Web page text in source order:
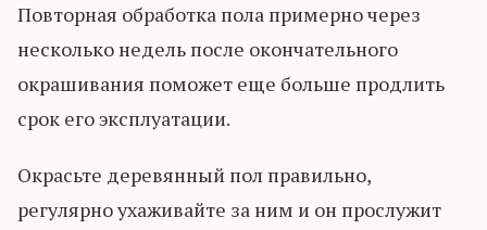
Повторная обработка пола примерно через
несколько недель после окончательного
окрашивания поможет еще больше продлить
срок его эксплуатации.
Окрасьте деревянный пол правильно,
регулярно ухаживайте за ним и он прослужит